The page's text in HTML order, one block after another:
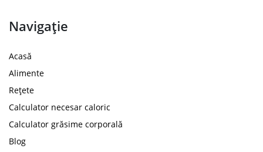
Navigație
Acasă
Alimente
Rețete
Calculator necesar caloric
Calculator grăsime corporală
Blog